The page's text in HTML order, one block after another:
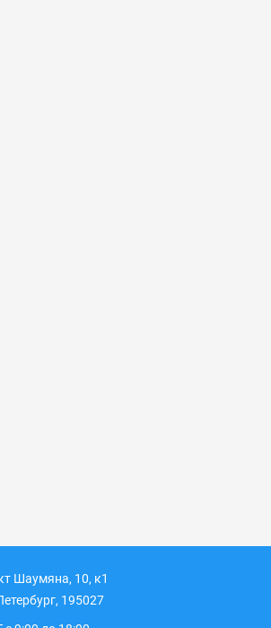
Шаумяна, 10, к1
195027